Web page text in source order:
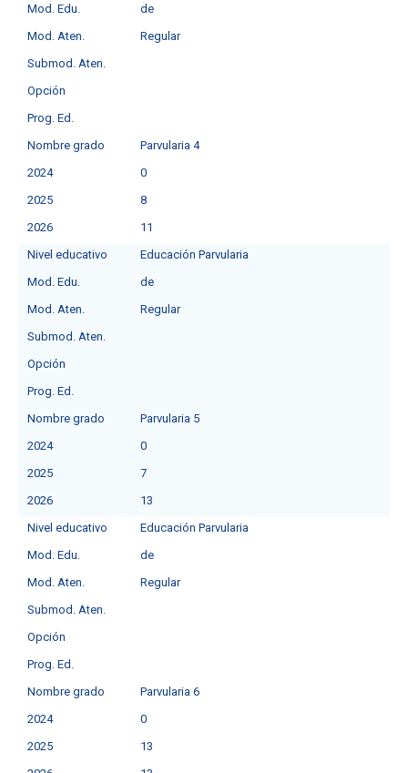
Mod. Edu.
de
Mod. Aten.
Regular
Submod. Aten.
Opción
Prog. Ed.
Nombre grado
Parvularia 4
2024
0
2025
8
2026
11
Nivel educativo
Educación Parvularia
Mod. Edu.
de
Mod. Aten.
Regular
Submod. Aten.
Opción
Prog. Ed.
Nombre grado
Parvularia 5
2024
0
2025
7
2026
13
Nivel educativo
Educación Parvularia
Mod. Edu.
de
Mod. Aten.
Regular
Submod. Aten.
Opción
Prog. Ed.
Nombre grado
Parvularia 6
2024
0
2025
13